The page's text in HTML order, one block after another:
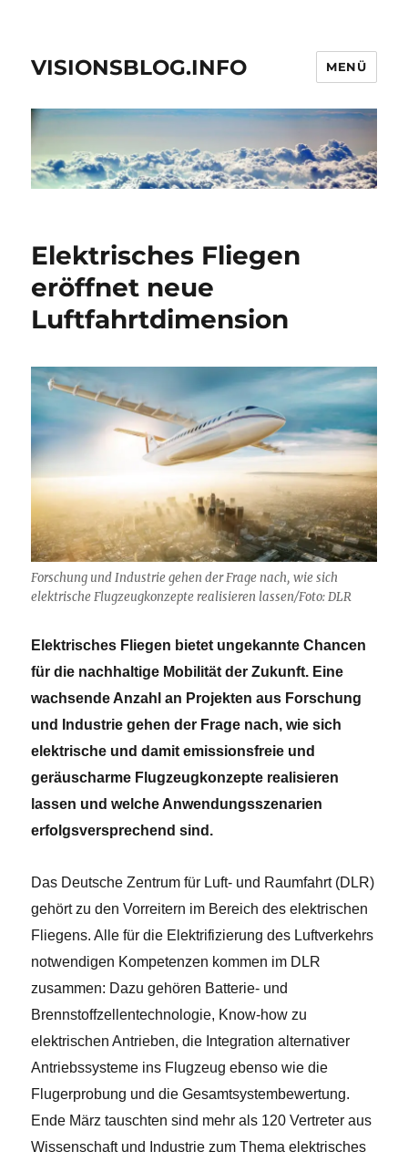
VISIONSBLOG.INFO MENÜ
Elektrisches Fliegen
eröffnet neue
Luftfahrtdimension
Forschung und Industrie gehen der Frage nach, wie sich
elektrische Flugzeugkonzepte realisieren lassen/Foto: DLR
Elektrisches Fliegen bietet ungekannte Chancen
für die nachhaltige Mobilität der Zukunft. Eine
wachsende Anzahl an Projekten aus Forschung
und Industrie gehen der Frage nach, wie sich
elektrische und damit emissionsfreie und
geräuscharme Flugzeugkonzepte realisieren
lassen und welche Anwendungsszenarien
erfolgsversprechend sind.
Das Deutsche Zentrum für Luft- und Raumfahrt (DLR)
gehört zu den Vorreitern im Bereich des elektrischen
Fliegens. Alle für die Elektrifizierungdes Luftverkehrs
notwendigen Kompetenzen kommen im DLR
zusammen: Dazu gehören Batterie- und
Brennstoffzellentechnologie, Know-how zu
elektrischen Antrieben, die Integration alternativer
Antriebssysteme ins Flugzeug ebenso wie die
Flugerprobung und die Gesamtsystembewertung.
Ende März tauschten sind mehr als 120 Vertreter aus
Wissenschaft und Industrie zum Thema elektrisches